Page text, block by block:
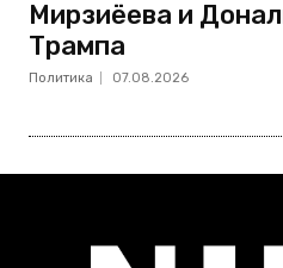
Мирзиёева и
Трампа
Политика 07.08.2026